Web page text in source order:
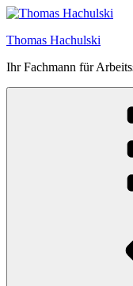
Zum
springen
Thomas Hachulski
Ihr Fachmann für